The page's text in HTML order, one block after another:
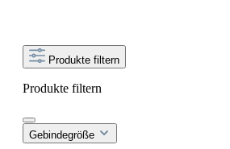
Produkte filtern
Produkte filtern
Gebindegröße